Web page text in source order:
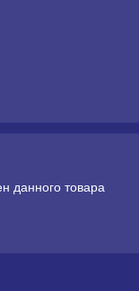
данного товара